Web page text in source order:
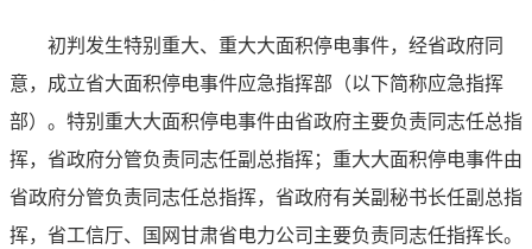
初判发生特别重大、重大大面积停电事件，经省政府同
意，成立省大面积停电事件应急指挥部（以下简称应急指挥
部）。特别重大大面积停电事件由省政府主要负责同志任总指
挥，省政府分管负责同志任副总指挥；重大大面积停电事件由
省政府分管负责同志任总指挥，省政府有关副秘书长任副总指
挥，省工信厅、国网甘肃省电力公司主要负责同志任指挥长。